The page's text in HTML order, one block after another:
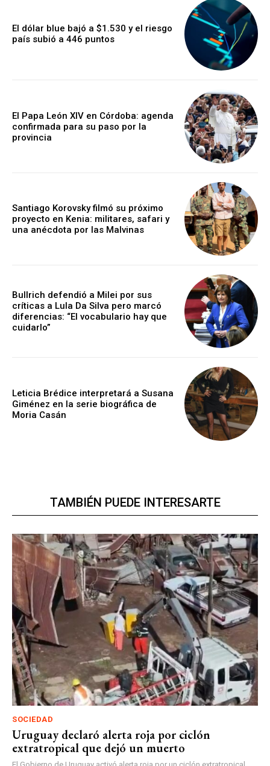
El dólar blue bajó a $1.530 y el riesgo
país subió a 446 puntos
El Papa León XIV en Córdoba: agenda
confirmada para su paso por la
provincia
Santiago Korovsky filmó su próximo
proyecto en Kenia: militares, safari y
una anécdota por las Malvinas
Bullrich defendió a Milei por sus
críticas a Lula Da Silva pero marcó
diferencias: “El vocabulario hay que
cuidarlo”
Leticia Brédice interpretará a Susana
Giménez en la serie biográfica de
Moria Casán
TAMBIÉN PUEDE INTERESARTE
SOCIEDAD
Uruguay declaró alerta roja por ciclón
extratropical que dejó un muerto